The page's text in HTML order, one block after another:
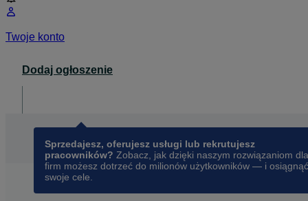
Twoje konto
Dodaj ogłoszenie
Sprzedajesz, oferujesz usługi lub rekrutujesz
pracowników? Zobacz, jak dzięki naszym rozwiązaniom dla
firm możesz dotrzeć do milionów użytkowników — i osiągnąć
swoje cele.